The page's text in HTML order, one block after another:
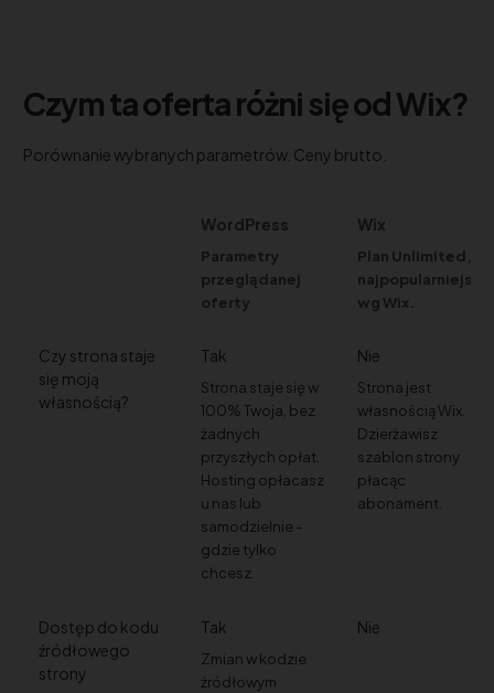
Czym ta oferta różni się od Wix?
Porównanie wybranych parametrów. Ceny brutto.
WordPress
Parametry
przeglądanej
oferty
Wix
Plan Unlimited,
najpopularniejszy
wg Wix.
Czy strona staje
się moją
własnością?
Tak
Strona staje się w
100% Twoja, bez
żadnych
przyszłych opłat.
Hosting opłacasz
u nas lub
samodzielnie -
gdzie tylko
chcesz.
Nie
Strona jest
własnością Wix.
Dzierżawisz
szablon strony
płacąc
abonament.
Dostęp do kodu
źródłowego
strony
Tak
Zmian w kodzie
źródłowym
Nie